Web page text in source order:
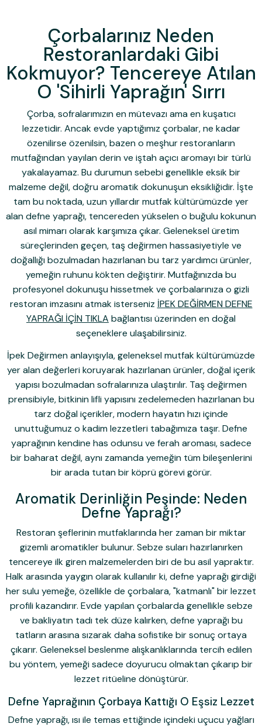
Çorbalarınız Neden
Restoranlardaki Gibi
Kokmuyor? Tencereye Atılan
O 'Sihirli Yaprağın' Sırrı
Çorba, sofralarımızın en mütevazı ama en kuşatıcı
lezzetidir. Ancak evde yaptığımız çorbalar, ne kadar
özenilirse özenilsin, bazen o meşhur restoranların
mutfağından yayılan derin ve iştah açıcı aromayı bir türlü
yakalayamaz. Bu durumun sebebi genellikle eksik bir
malzeme değil, doğru aromatik dokunuşun eksikliğidir. İşte
tam bu noktada, uzun yıllardır mutfak kültürümüzde yer
alandefne yaprağı, tencereden yükselen o buğulu kokunun
asıl mimarı olarak karşımıza çıkar. Geleneksel üretim
süreçlerinden geçen, taş değirmen hassasiyetiyle ve
doğallığı bozulmadan hazırlanan bu tarz yardımcı ürünler,
yemeğin ruhunu kökten değiştirir. Mutfağınızda bu
profesyonel dokunuşu hissetmek ve çorbalarınıza o gizli
restoran imzasını atmak isterseniz İPEK DEĞİRMEN DEFNE
YAPRAĞI İÇİN TIKLA bağlantısı üzerinden en doğal
seçeneklere ulaşabilirsiniz.
İpek Değirmen anlayışıyla, geleneksel mutfak kültürümüzde
yer alan değerleri koruyarak hazırlanan ürünler, doğal içerik
yapısı bozulmadan sofralarınıza ulaştırılır. Taş değirmen
prensibiyle, bitkinin lifli yapısını zedelemeden hazırlanan bu
tarz doğal içerikler, modern hayatın hızı içinde
unuttuğumuz o kadim lezzetleri tabağımıza taşır. Defne
yaprağının kendine has odunsu ve ferah aroması, sadece
bir baharat değil, aynı zamanda yemeğin tüm bileşenlerini
bir arada tutan bir köprü görevi görür.
Aromatik Derinliğin Peşinde: Neden
Defne Yaprağı?
Restoran şeflerinin mutfaklarında her zaman bir miktar
gizemli aromatikler bulunur. Sebze suları hazırlanırken
tencereye ilk giren malzemelerden biri de bu asil yapraktır.
Halk arasında yaygın olarak kullanılır ki, defne yaprağı girdiği
her sulu yemeğe, özellikle de çorbalara, "katmanlı" bir lezzet
profili kazandırır. Evde yapılan çorbalarda genellikle sebze
ve bakliyatın tadı tek düze kalırken, defne yaprağı bu
tatların arasına sızarak daha sofistike bir sonuç ortaya
çıkarır. Geleneksel beslenme alışkanlıklarında tercih edilen
bu yöntem, yemeği sadece doyurucu olmaktan çıkarıp bir
lezzet ritüeline dönüştürür.
Defne Yaprağının Çorbaya Kattığı O Eşsiz Lezzet
Defne yaprağı, ısı ile temas ettiğinde içindeki uçucu yağları